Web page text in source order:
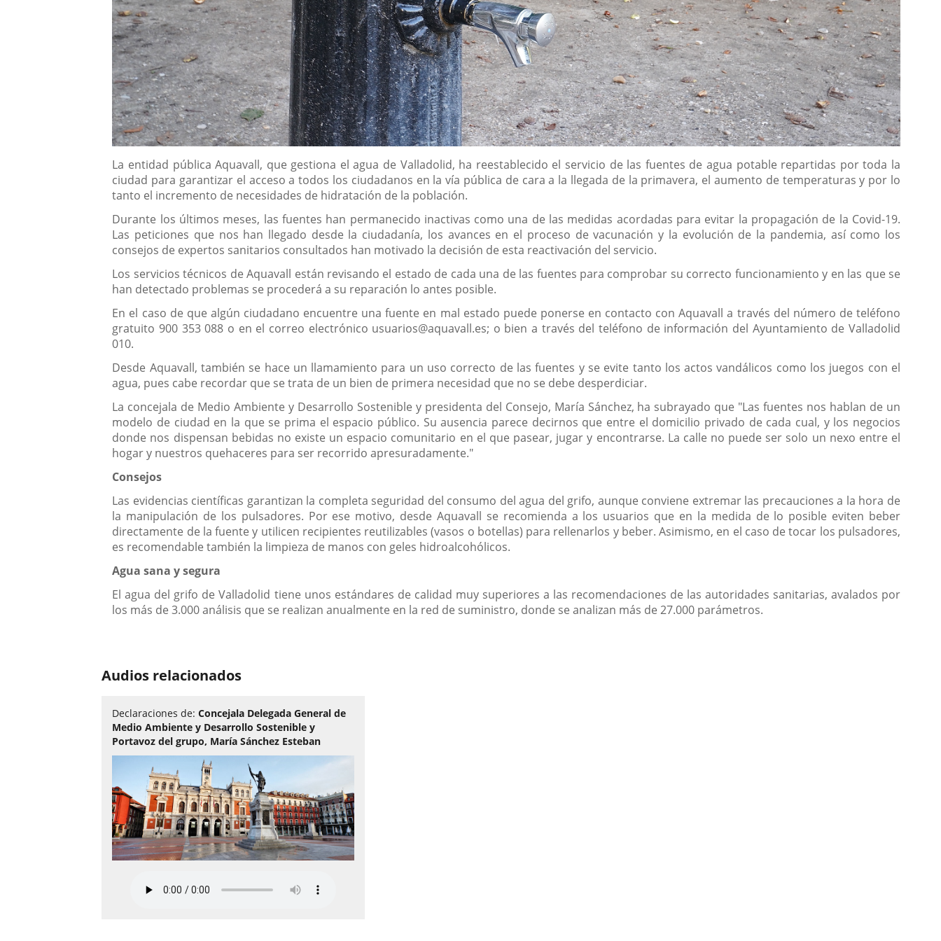
Descripción
La entidad pública Aquavall, que gestiona el agua de Valladolid, ha reestablecido el servicio de las fuentes de agua potable repartidas por toda la
ciudad para garantizar el acceso a todos los ciudadanos en la vía pública de cara a la llegada de la primavera, el aumento de temperaturas y por lo
tanto el incremento de necesidades de hidratación de la población.
Durante los últimos meses, las fuentes han permanecido inactivas como una de las medidas acordadas para evitar la propagación de la Covid-19.
Las peticiones que nos han llegado desde la ciudadanía, los avances en el proceso de vacunación y la evolución de la pandemia, así como los
consejos de expertos sanitarios consultados han motivado la decisión de esta reactivación del servicio.
Los servicios técnicos de Aquavall están revisando el estado de cada una de las fuentes para comprobar su correcto funcionamiento y en las que se
han detectado problemas se procederá a su reparación lo antes posible.
En el caso de que algún ciudadano encuentre una fuente en mal estado puede ponerse en contacto con Aquavall a través del número de teléfono
gratuito 900 353 088 o en el correo electrónico usuarios@aquavall.es; o bien a través del teléfono de información del Ayuntamiento de Valladolid
010.
Desde Aquavall, también se hace un llamamiento para un uso correcto de las fuentes y se evite tanto los actos vandálicos como los juegos con el
agua, pues cabe recordar que se trata de un bien de primera necesidad que no se debe desperdiciar.
La concejala de Medio Ambiente y Desarrollo Sostenible y presidenta del Consejo, María Sánchez, ha subrayado que "Las fuentes nos hablan de un
modelo de ciudad en la que se prima el espacio público. Su ausencia parece decirnos que entre el domicilio privado de cada cual, y los negocios
donde nos dispensan bebidas no existe un espacio comunitario en el que pasear, jugar y encontrarse. La calle no puede ser solo un nexo entre el
hogar y nuestros quehaceres para ser recorrido apresuradamente."
Consejos
Las evidencias científicas garantizan la completa seguridad del consumo del agua del grifo, aunque conviene extremar las precauciones a la hora de
la manipulación de los pulsadores. Por ese motivo, desde Aquavall se recomienda a los usuarios que en la medida de lo posible eviten beber
directamente de la fuente y utilicen recipientes reutilizables (vasos o botellas) para rellenarlos y beber. Asimismo, en el caso de tocar los pulsadores,
es recomendable también la limpieza de manos con geles hidroalcohólicos.
Agua sana y segura
El agua del grifo de Valladolid tiene unos estándares de calidad muy superiores a las recomendaciones de las autoridades sanitarias, avalados por
los más de 3.000 análisis que se realizan anualmente en la red de suministro, donde se analizan más de 27.000 parámetros.
Audios relacionados
Declaraciones de:Concejala Delegada General de
Medio Ambiente y Desarrollo Sostenible y
Portavoz del grupo, María Sánchez Esteban